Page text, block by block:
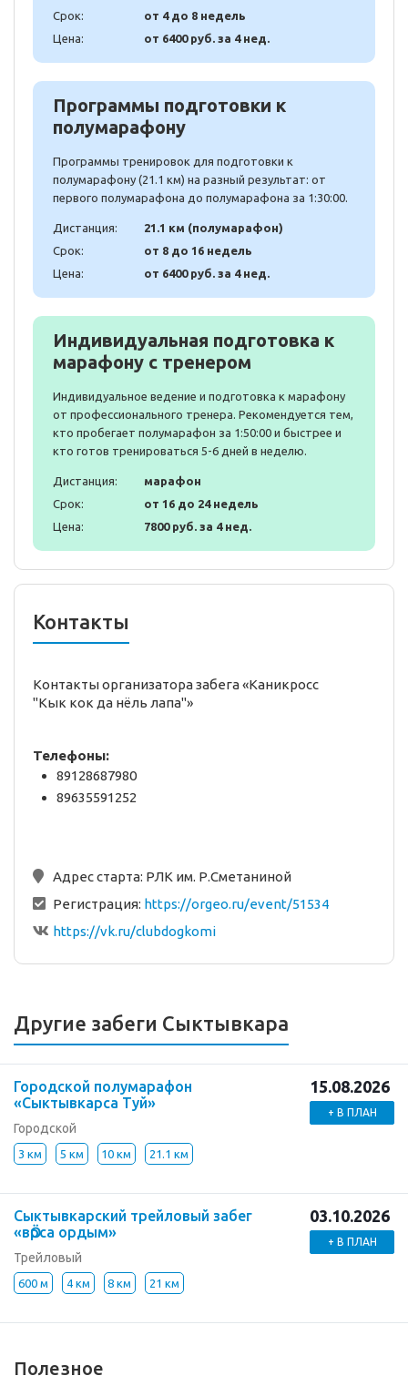
Срок:
от 4 до 8 недель
Цена:
от 6400 руб. за 4 нед.
Программы подготовки к
полумарафону
Программы тренировок для подготовки к
полумарафону (21.1 км) на разный результат: от
первого полумарафона до полумарафона за 1:30:00.
Дистанция:
21.1 км (полумарафон)
Срок:
от 8 до 16 недель
Цена:
от 6400 руб. за 4 нед.
Индивидуальная подготовка к
марафону с тренером
Индивидуальное ведение и подготовка к марафону
от профессионального тренера. Рекомендуется тем,
кто пробегает полумарафон за 1:50:00 и быстрее и
кто готов тренироваться 5-6 дней в неделю.
Дистанция:
марафон
Срок:
от 16 до 24 недель
Цена:
7800 руб. за 4 нед.
Контакты
Контакты организатора забега «Каникросс
"Кык кок да нёль лапа"»
Телефоны:
89128687980
89635591252
Адрес старта: РЛК им. Р.Сметаниной
Регистрация: https://orgeo.ru/event/51534
https://vk.ru/clubdogkomi
Другие забеги Сыктывкара
Городской полумарафон
«Сыктывкарса Туй»
Городской
3 км 5 км 10 км 21.1 км
15.08.2026
+ В ПЛАН
Сыктывкарский трейловый забег
«вӦрса ордым»
Трейловый
600 м 4 км 8 км 21 км
03.10.2026
+ В ПЛАН
Полезное